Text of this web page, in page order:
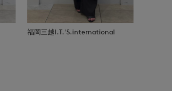
福岡三越I.T.'S.international